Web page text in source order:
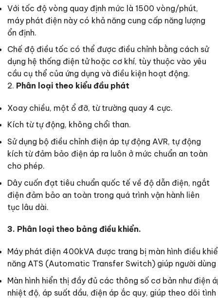
Với tốc độ vòng quay định mức là 1500 vòng/phút,
máy phát điện này có khả năng cung cấp năng lượng
ổn định.
Chế độ điều tốc có thể được điều chỉnh bằng cách sử
dụng hệ thống điện tử hoặc cơ khí, tùy thuộc vào yêu
cầu cụ thể của ứng dụng và điều kiện hoạt động.
2. Phân loại theo kiểu đầu phát
Xoay chiều, một ổ đỡ, từ trường quay 4 cực.
Kích từ tự động, không chổi than.
Sử dụng bộ điều chỉnh điện áp tự động AVR, tự động
kích từ đảm bảo điện áp ra luôn ở mức chuẩn an toàn
cho phép.
Dây cuốn đạt tiêu chuẩn quốc tế về độ dẫn điện, ngắt
điện đảm bảo an toàn trong quá trình vận hành liên
tục lâu dài.
3. Phân loại theo bảng điều khiển.
Máy phát điện 400kVA được trang bị màn hình điều
năng ATS (Automatic Transfer Switch) giúp người dùng
Màn hình hiển thị đầy đủ các thông số cơ bản như điện
nhiệt độ, áp suất dầu, điện áp ắc quy, giúp theo dõi